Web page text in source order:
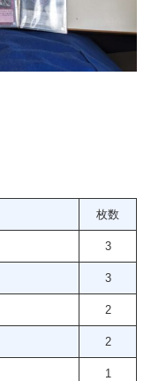
枚数
3
3
2
2
1